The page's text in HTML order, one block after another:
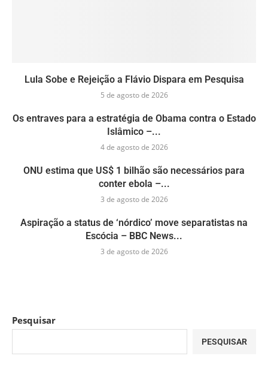
Lula Sobe e Rejeição a Flávio Dispara em Pesquisa
5 de agosto de 2026
Os entraves para a estratégia de Obama contra o Estado
Islâmico –...
4 de agosto de 2026
ONU estima que US$ 1 bilhão são necessários para
conter ebola –...
3 de agosto de 2026
Aspiração a status de ‘nórdico’ move separatistas na
Escócia – BBC News...
3 de agosto de 2026
Pesquisar
PESQUISAR